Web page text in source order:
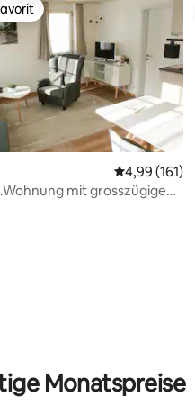
5 von 5, 23
Favorit.
4,99 (161)
mit grosszügigem
Monatspreise